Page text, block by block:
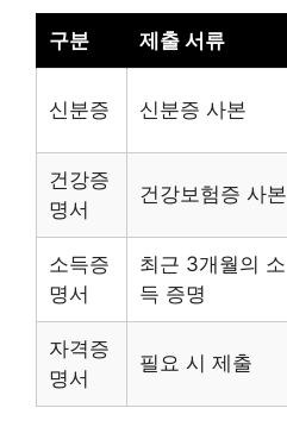
구분 제출 서류
신분증 신분증 사본
건강증
명서
건강보험증 사본
소득증
명서
최근 3개월의 소
득 증명
자격증
명서
필요 시 제출